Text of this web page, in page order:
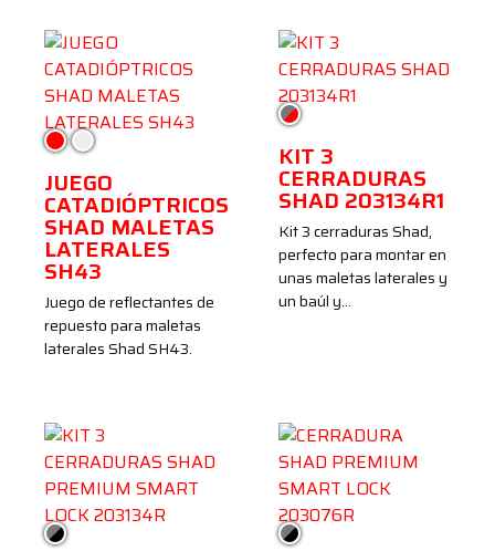
RojoTransparente
JUEGO
CATADIÓPTRICOS
SHAD MALETAS
LATERALES
SH43
Juego de reflectantes de
repuesto para maletas
laterales Shad SH43.
Gris/Rojo
KIT 3
CERRADURAS
SHAD 203134R1
Kit 3 cerraduras Shad,
perfecto para montar en
unas maletas laterales y
un baúl y…
Gris/Negro Gris/Negro